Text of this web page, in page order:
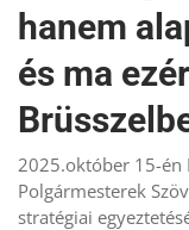
hanem
és ma
2025.október 15-én
Polgármesterek
stratégiai